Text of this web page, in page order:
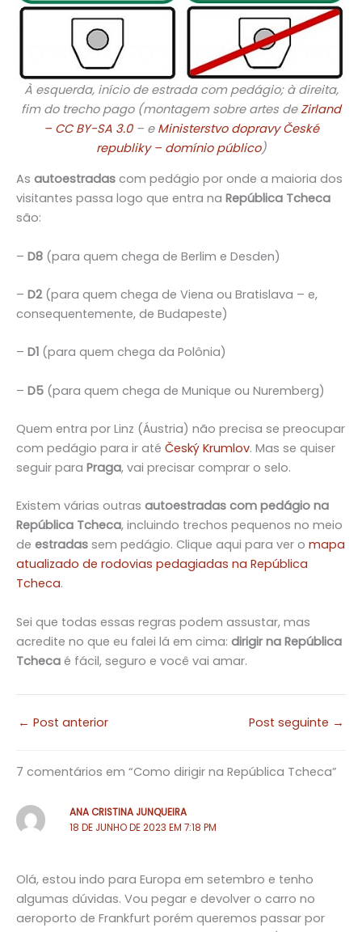
À esquerda, início de estrada com pedágio; à direita,
fim do trecho pago (montagem sobre artes deZirland
– CC BY-SA 3.0– e Ministerstvo dopravy České
republiky – domínio público)
As autoestradas com pedágio por onde a maioria dos
visitantes passa logo que entra na República Tcheca
são:
– D8 (para quem chega de Berlim e Desden)
– D2(para quem chega de Viena ou Bratislava – e,
consequentemente, de Budapeste)
– D1 (para quem chega da Polônia)
– D5 (para quem chega de Munique ou Nuremberg)
Quem entra por Linz (Áustria) não precisa se preocupar
com pedágio para ir até Český Krumlov. Mas se quiser
seguir para Praga, vai precisar comprar o selo.
Existem várias outras autoestradas com pedágio na
República Tcheca, incluindo trechos pequenos no meio
de estradas sem pedágio. Clique aqui para ver o mapa
atualizado de rodovias pedagiadas na República
Tcheca.
Sei que todas essas regras podem assustar, mas
acredite no que eu falei lá em cima: dirigir na República
Tcheca é fácil, seguro e você vai amar.
← Post anterior Post seguinte →
7 comentários em “Como dirigir na República Tcheca”
ANA CRISTINA JUNQUEIRA
18 DE JUNHO DE 2023 EM 7:18 PM
Olá, estou indo para Europa em setembro e tenho
algumas dúvidas. Vou pegar e devolver o carro no
aeroporto de Frankfurt porém queremos passar por